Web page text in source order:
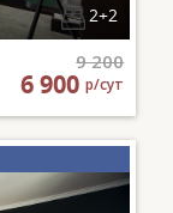
2+2
9 200
6 900р/сут